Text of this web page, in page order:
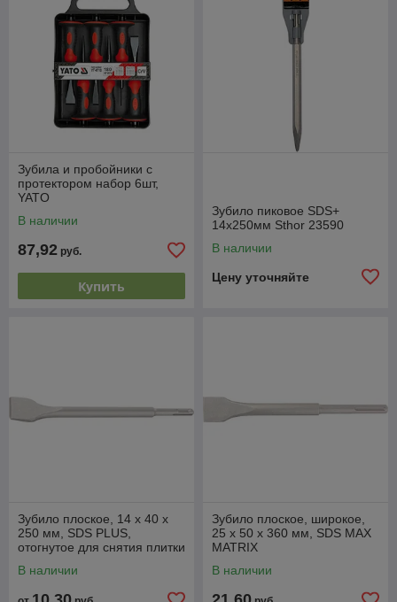
Зубила и пробойники с
протектором набор 6шт,
YATO
В наличии
87,92 руб.
Купить
Зубило пиковое SDS+
14х250мм Sthor 23590
В наличии
Цену уточняйте
Зубило плоское, 14 х 40 х
250 мм, SDS PLUS,
отогнутое для снятия плитки
В наличии
Зубило плоское, широкое,
25 х 50 х 360 мм, SDS MAX
MATRIX
В наличии